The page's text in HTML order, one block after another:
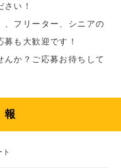
い！
、フリーター、シニアの
も大歓迎です！
んか？ご応募お待ちして